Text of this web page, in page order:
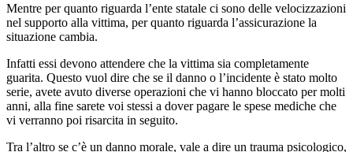
Mentre per quanto riguarda l’ente statale ci sono delle velocizzazioni
nel supporto alla vittima, per quanto riguarda l’assicurazione la
situazione cambia.
Infatti essi devono attendere che la vittima sia completamente
guarita. Questo vuol dire che se il danno o l’incidente è stato molto
serie, avete avuto diverse operazioni che vi hanno bloccato per molti
anni, alla fine sarete voi stessi a dover pagare le spese mediche che
vi verranno poi risarcita in seguito.
Tra l’altro se c’è un danno morale, vale a dire un trauma psicologico,